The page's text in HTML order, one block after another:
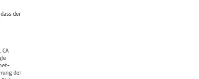
der
der